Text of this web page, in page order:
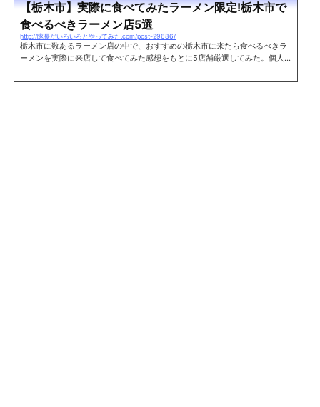
【栃木市】実際に食べてみたラーメン限定!栃木市で
食べるべきラーメン店5選
http://隊長がいろいろとやってみた.com/post-29686/
栃木市に数あるラーメン店の中で、おすすめの栃木市に来たら食べるべきラ
ーメンを実際に来店して食べてみた感想をもとに5店舗厳選してみた。個人
が、是非一度は食べてみて欲しい。 ※あいうえお順 支那そば蔵之宮これぞ支